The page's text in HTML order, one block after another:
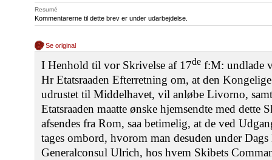
Resumé
Kommentarerne til dette brev er under udarbejdelse.
Se original
I Henhold til vor Skrivelse af 17de f:M: undlade
Hr Etatsraaden Efterretning om, at den
udrustet til Middelhavet, vil anløbe Livorno,
Etatsraaden maatte ønske hjemsendte med dette
afsendes fra Rom, saa betimelig, at de ved
tages ombord, hvorom man desuden under Dags
Generalconsul Ulrich, hos hvem Skibets